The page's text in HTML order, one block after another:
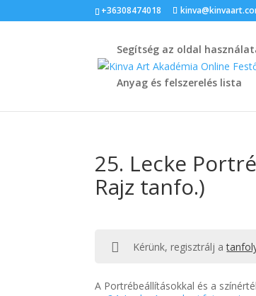
+36308474018
Segítség az oldal
Anyag és felszerelés lista
25. Lecke
Rajz tanfo.)
Kérünk, regisztrálj a
A Portrébeállításokkal és a